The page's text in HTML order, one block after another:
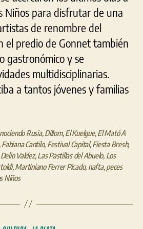
Niños para disfrutar de una
de renombre del
el predio de Gonnet también
gastronómico y se
multidisciplinarias.
a tantos jóvenes y familias
Rusia, Dillom, El Kuelgue, El Mató A
Fabiana Cantilo, Festival Capital,Fiesta Bresh,
Valdez, Las Pastillas del Abuelo, Los
, Martiniano Ferrer Picado, nafta, peces
Niños